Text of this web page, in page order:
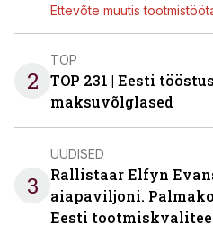
Ettevõte muutis
2
TOP
TOP 231 | Eesti
maksuvõlglased
3
UUDISED
Rallistaar Elfyn
aiapaviljoni.
Eesti